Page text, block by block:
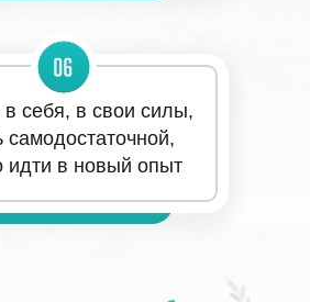
в себя, в свои силы,
самодостаточной,
идти в новый опыт